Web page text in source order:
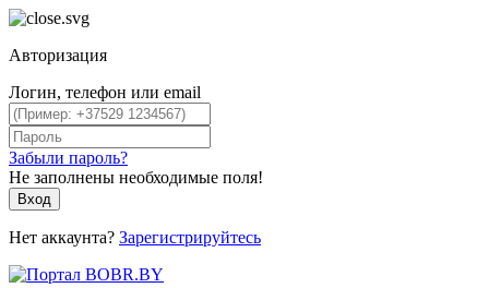
Авторизация
Логин, телефон или email
Забыли пароль?
Не заполнены необходимые поля!
Вход
Нет аккаунта? Зарегистрируйтесь